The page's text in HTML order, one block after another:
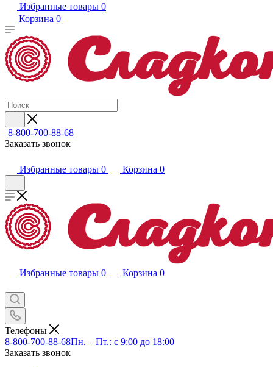
Избранные товары 0
Корзина 0
8-800-700-88-68
Заказать звонок
Избранные товары 0 Корзина 0
Избранные товары 0 Корзина 0
Телефоны
8-800-700-88-68Пн. – Пт.: с 9:00 до 18:00
Заказать звонок